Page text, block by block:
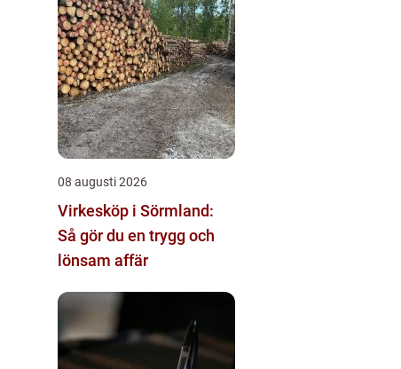
08 augusti 2026
Virkesköp i Sörmland:
Så gör du en trygg och
lönsam affär